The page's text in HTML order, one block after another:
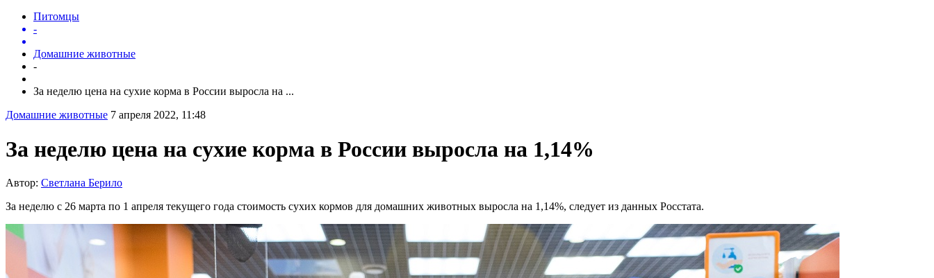
Питомцы
-
Домашние животные
-
За неделю цена на сухие корма в России выросла на ...
Домашние животные 7 апреля 2022, 11:48
За неделю цена на сухие корма в России выросла на 1,14%
Автор: Светлана Берило
За неделю с 26 марта по 1 апреля текущего года стоимость сухих кормов для домашних животных выросла на 1,14%, следует из данных Росстата.